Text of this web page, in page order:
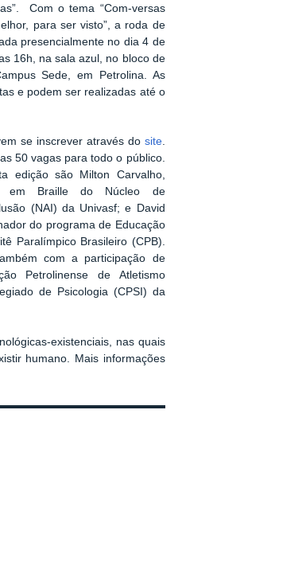
Com o tema “Com-versas
para ser visto”, a roda de
presencialmente no dia 4 de
16h, na sala azul, no bloco de
Sede, em Petrolina. As
e podem ser realizadas até o
se inscrever através do site.
50 vagas para todo o público.
edição são Milton Carvalho,
em Braille do Núcleo de
(NAI) da Univasf; e David
do programa de Educação
Paralímpico Brasileiro (CPB).
com a participação de
Petrolinense de Atletismo
de Psicologia (CPSI) da
existenciais, nas quais
humano. Mais informações